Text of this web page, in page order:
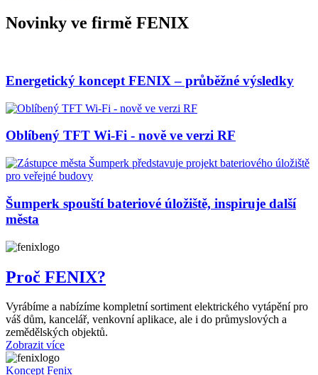
Novinky ve firmě FENIX
Energetický koncept FENIX – průběžné výsledky
Oblíbený TFT Wi-Fi - nově ve verzi RF
Šumperk spouští bateriové úložiště, inspiruje další
města
Proč FENIX?
Vyrábíme a nabízíme kompletní sortiment elektrického vytápění pro
váš dům, kancelář, venkovní aplikace, ale i do průmyslových a
zemědělských objektů.
Zobrazit více
Koncept Fenix